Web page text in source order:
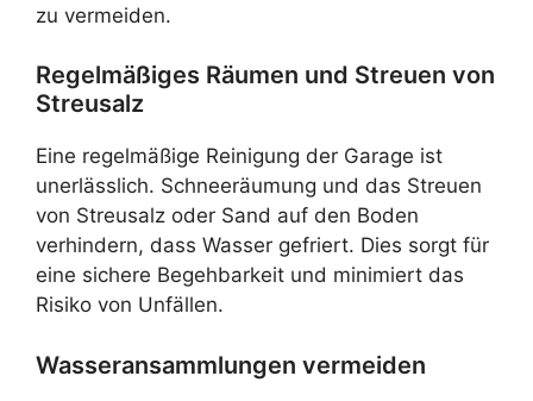
zu vermeiden.
Regelmäßiges Räumen und Streuen von
Streusalz
Eine regelmäßige Reinigung der Garage ist
unerlässlich. Schneeräumung und das Streuen
von Streusalz oder Sand auf den Boden
verhindern, dass Wasser gefriert. Dies sorgt für
eine sichere Begehbarkeit und minimiert das
Risiko von Unfällen.
Wasseransammlungen vermeiden